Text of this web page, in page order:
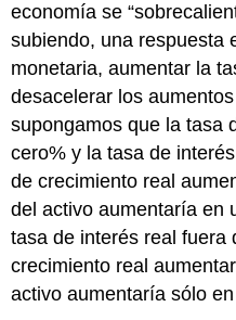
economía se
subiendo, una respuesta
monetaria, aumentar la
desacelerar los
supongamos que la tasa
cero% y la tasa de
de crecimiento real
del activo aumentaría en
tasa de interés real fuera
crecimiento real
activo aumentaría sólo